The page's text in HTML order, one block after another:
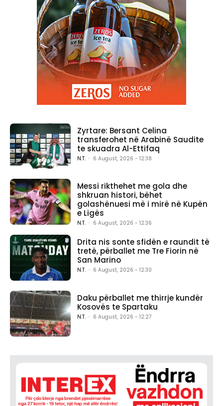
Zyrtare: Bersant Celina
transferohet në Arabinë Saudite
te skuadra Al-Ettifaq
N.T. - 6 August, 2026 - 12:38
Messi rikthehet me gola dhe
shkruan histori, bëhet
golashënuesi më i mirë në Kupën
e Ligës
N.T. - 6 August, 2026 - 12:36
Drita nis sonte sfidën e raundit të
tretë, përballet me Tre Fiorin në
San Marino
N.T. - 6 August, 2026 - 12:30
Daku përballet me thirrje kundër
Kosovës te Spartaku
N.T. - 6 August, 2026 - 12:27